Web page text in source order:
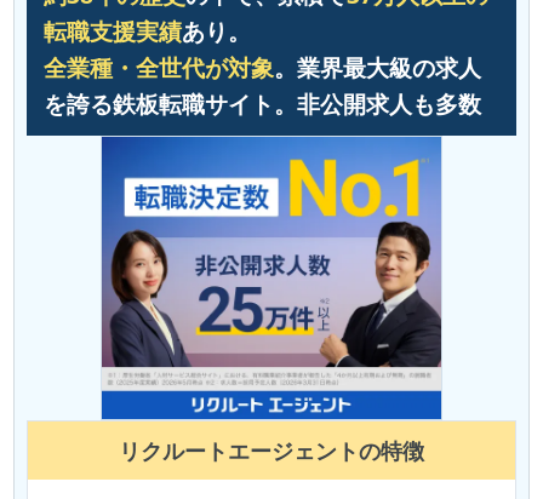
転職支援実績あり。
全業種・全世代が対象。業界最大級の求人
を誇る鉄板転職サイト。非公開求人も多数
リクルートエージェントの特徴